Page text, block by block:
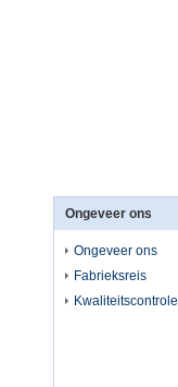
Ongeveer ons
Ongeveer ons
Fabrieksreis
Kwaliteitscontrole